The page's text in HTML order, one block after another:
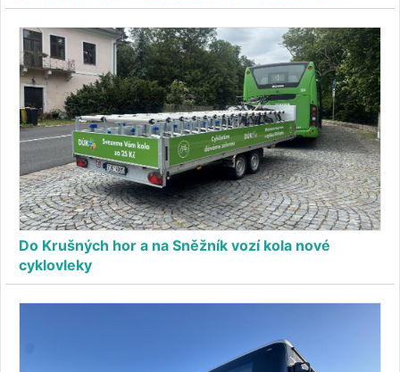
Do Krušných hor a na Sněžník vozí kola nové
cyklovleky